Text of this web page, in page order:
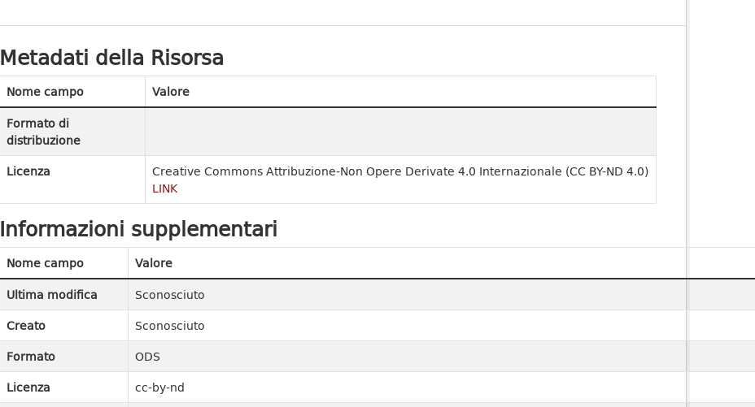
Metadati della Risorsa
Nome campo
Valore
Formato di
distribuzione
Licenza
Creative Commons Attribuzione-Non Opere Derivate 4.0 Internazionale (CC BY-ND 4.0)
LINK
Informazioni supplementari
Nome campo
Valore
Ultima modifica
Sconosciuto
Creato
Sconosciuto
Formato
ODS
Licenza
cc-by-nd